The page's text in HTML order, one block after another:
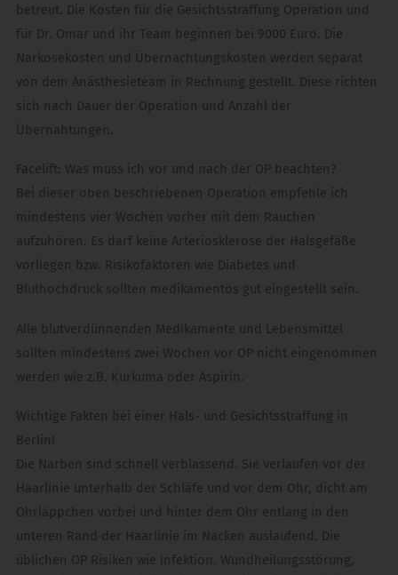
betreut. Die Kosten für die Gesichtsstraffung Operation und
für Dr. Omar und ihr Team beginnen bei 9000 Euro. Die
Narkosekosten und Übernachtungskosten werden separat
von dem Anästhesieteam in Rechnung gestellt. Diese richten
sich nach Dauer der Operation und Anzahl der
Übernahtungen.
Facelift: Was muss ich vor und nach der OP beachten?
Bei dieser oben beschriebenen Operation empfehle ich
mindestens vier Wochen vorher mit dem Rauchen
aufzuhören. Es darf keine Arteriosklerose der Halsgefäße
vorliegen bzw. Risikofaktoren wie Diabetes und
Bluthochdruck sollten medikamentös gut eingestellt sein.
Alle blutverdünnenden Medikamente und Lebensmittel
sollten mindestens zwei Wochen vor OP nicht eingenommen
werden wie z.B. Kurkuma oder Aspirin.
Wichtige Fakten bei einer Hals- und Gesichtsstraffung in
Berlin!
Die Narben sind schnell verblassend. Sie verlaufen vor der
Haarlinie unterhalb der Schläfe und vor dem Ohr, dicht am
Ohrläppchen vorbei und hinter dem Ohr entlang in den
unteren Rand der Haarlinie im Nacken auslaufend. Die
üblichen OP Risiken wie Infektion, Wundheilungsstörung,